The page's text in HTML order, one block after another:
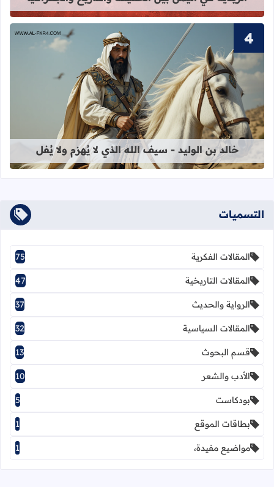
قراءة المزيد عن خالد بن الوليد - سيف
خالد بن الوليد - سيف الله الذي لا يُهزم ولا يُفل
التسميات
المقالات الفكرية 75
المقالات التاريخية 47
الرواية والحديث 37
المقالات السياسية 32
قسم البحوث 13
الأدب والشعر 10
بودكاست 5
بطاقات الموقع 1
مواضيع مفيدة، 1